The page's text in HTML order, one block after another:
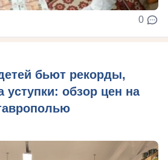
0
бьют рекорды,
уступки: обзор цен на